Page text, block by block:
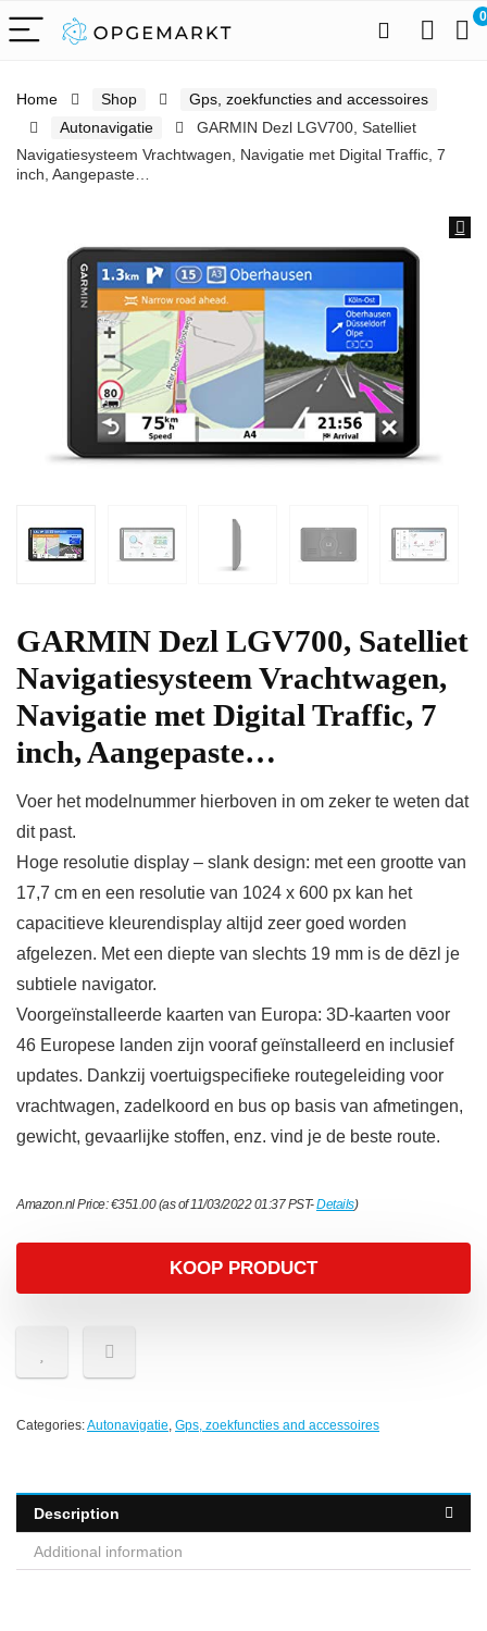
0
Home Shop
Gps, zoekfuncties and accessoires
Autonavigatie
GARMIN Dezl LGV700, Satelliet
Navigatiesysteem Vrachtwagen, Navigatie met Digital Traffic, 7
inch, Aangepaste…
GARMIN Dezl LGV700, Satelliet
Navigatiesysteem Vrachtwagen,
Navigatie met Digital Traffic, 7
inch, Aangepaste…
Voer het modelnummer hierboven in om zeker te weten dat
dit past.
Hoge resolutie display – slank design: met een grootte van
17,7 cm en een resolutie van 1024 x 600 px kan het
capacitieve kleurendisplay altijd zeer goed worden
afgelezen. Met een diepte van slechts 19 mm is de dēzl je
subtiele navigator.
Voorgeïnstalleerde kaarten van Europa: 3D-kaarten voor
46 Europese landen zijn vooraf geïnstalleerd en inclusief
updates. Dankzij voertuigspecifieke routegeleiding voor
vrachtwagen, zadelkoord en bus op basis van afmetingen,
gewicht, gevaarlijke stoffen, enz. vind je de beste route.
Amazon.nl Price:€351.00(as of 11/03/2022 01:37 PST-Details)
KOOP PRODUCT
Categories:Autonavigatie, Gps, zoekfuncties and accessoires
Description
Additional information